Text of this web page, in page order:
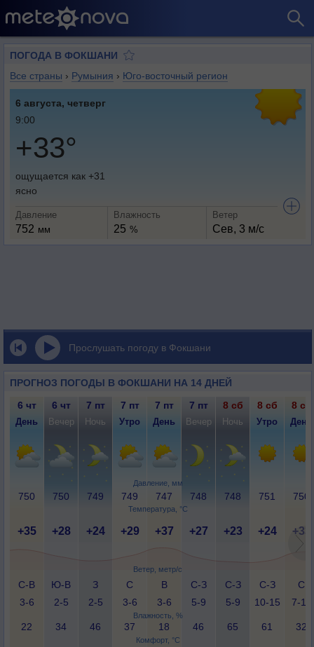
ПОГОДА В ФОКШАНИ
Все страны › Румыния › Юго-восточный регион
6 августа, четверг
9:00
+33°
ощущается как +31
ясно
Давление
752 мм
Влажность
25 %
Ветер
Сев, 3 м/с
Прослушать погоду в Фокшани
ПРОГНОЗ ПОГОДЫ В ФОКШАНИ НА 14 ДНЕЙ
Давление, мм
Температура, °C
Ветер, метр/с
Влажность, %
Комфорт, °C
6 чт 6 чт 7 пт 7 пт 7 пт 7 пт 8 сб 8 сб 8 сб
День Вечер Ночь Утро День Вечер Ночь Утро День
750 750 749 749 747 748 748 751 750
+35 +28 +24 +29 +37 +27 +23 +24 +33
С-В
3-6
Ю-В
2-5
З
2-5
С
3-6
В
3-6
С-З
5-9
С-З
5-9
С-З
10-15
С
7-12
22 34 46 37 18 46 65 61 32